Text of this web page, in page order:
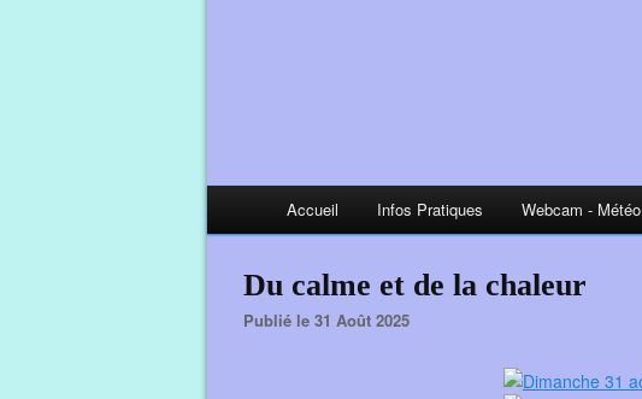
Accueil Infos Pratiques Webcam - Météo
Du calme et de la chaleur
Publié le 31 Août 2025